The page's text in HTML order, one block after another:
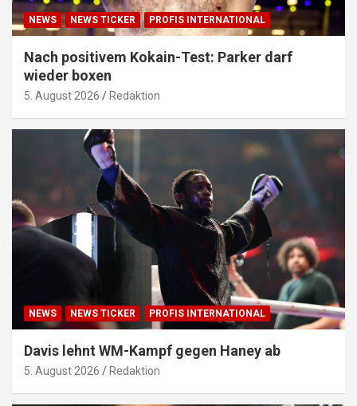
NEWS NEWS TICKER PROFIS INTERNATIONAL
Nach positivem Kokain-Test: Parker darf
wieder boxen
5. August 2026 Redaktion
NEWS NEWS TICKER PROFIS INTERNATIONAL
Davis lehnt WM-Kampf gegen Haney ab
5. August 2026 Redaktion